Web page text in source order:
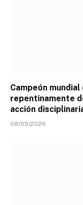
Campeón
repentinamente
acción
08/05/2026